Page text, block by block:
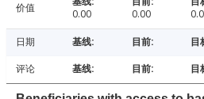
价值 0.00 0.00
日期
评论